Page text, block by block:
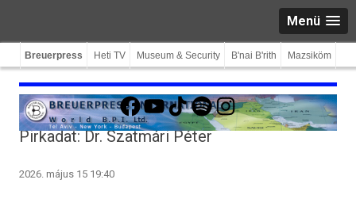
Menü
Breuerpress Heti TV Museum & Security B'nai B'rith Mazsiköm
Facebook
YouTube
TikTokSpotifyInstagram
Pirkadat: Dr. Szatmári Péter
2026. május 15 19:40